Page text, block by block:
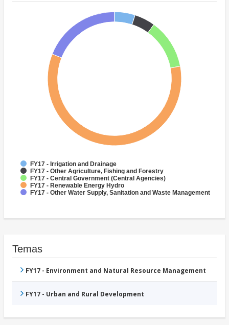
FY17 - Irrigation and Drainage
FY17 - Other Agriculture, Fishing and Forestry
FY17 - Central Government (Central Agencies)
FY17 - Renewable Energy Hydro
FY17 - Other Water Supply, Sanitation and Waste Management
Temas
FY17 - Environment and Natural Resource Management
FY17 - Urban and Rural Development